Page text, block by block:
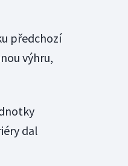
předchozí
výhru,
dal